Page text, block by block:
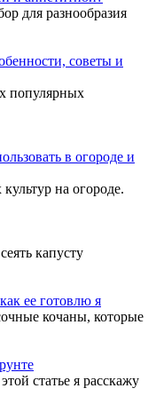
для разнообразия
советы и
популярных
в огороде и
на огороде.
капусту
ее готовлю я
кочаны, которые
статье я расскажу